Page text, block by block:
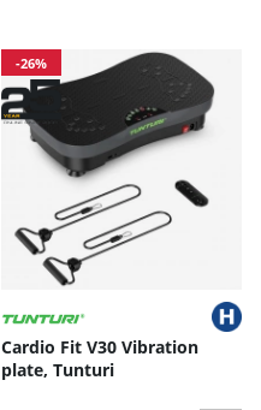
-26%
Cardio Fit V30 Vibration
plate, Tunturi